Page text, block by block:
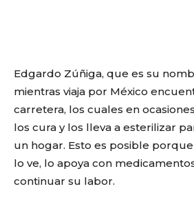
Edgardo Zúñiga, que es su
mientras viaja por México
carretera, los cuales en
los cura y los lleva a esterilizar
un hogar. Esto es posible
lo ve, lo apoya con
continuar su labor.